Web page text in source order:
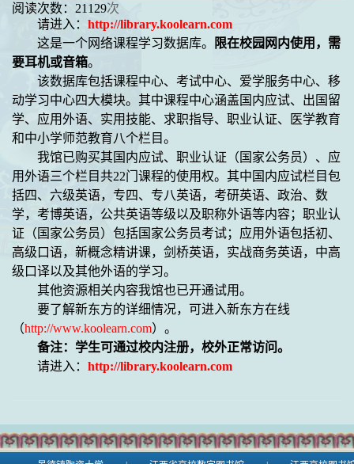
阅读次数： 21129次
请进入： http://library.koolearn.com
这是一个网络课程学习数据库。
限在校园网内使用，需
要耳机或音箱。
该数据库包括课程中心、考试中心、爱学服务中心、移
动学习中心四大模块。其中课程中心涵盖国内应试、出国留
学、应用外语、实用技能、求职指导、职业认证、医学教育
和中小学师范教育八个栏目。
我馆已购买其国内应试、职业认证（国家公务员）、应
用外语三个栏目共22门课程的使用权。其中国内应试栏目包
括四、六级英语，专四、专八英语，考研英语、政治、数
学，考博英语，公共英语等级以及职称外语等内容；职业认
证（国家公务员）包括国家公务员考试；应用外语包括初、
高级口语，新概念精讲课，剑桥英语，实战商务英语，中高
级口译以及其他外语的学习。
其他资源相关内容我馆也已开通试用。
要了解新东方的详细情况，可进入新东方在线
（http://www.koolearn.com）。
备注：学生可通过校内注册，校外正常访问。
请进入： http://library.koolearn.com